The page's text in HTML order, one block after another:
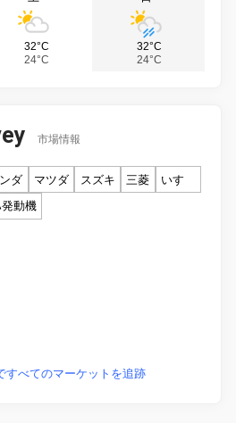
32°C
24°C
32°C
24°C
市場情報
ダ マツダ スズキ 三菱
いすゞ
動機
べてのマーケットを追跡